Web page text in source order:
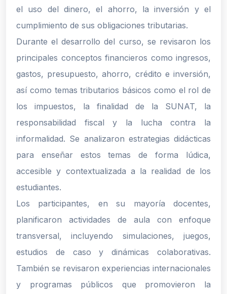
el uso del dinero, el ahorro, la inversión y el
cumplimiento de sus obligaciones tributarias.
Durante el desarrollo del curso, se revisaron los
principales conceptos financieros como ingresos,
gastos, presupuesto, ahorro, crédito e inversión,
así como temas tributarios básicos como el rol de
los impuestos, la finalidad de la SUNAT, la
responsabilidad fiscal y la lucha contra la
informalidad. Se analizaron estrategias didácticas
para enseñar estos temas de forma lúdica,
accesible y contextualizada a la realidad de los
estudiantes.
Los participantes, en su mayoría docentes,
planificaron actividades de aula con enfoque
transversal, incluyendo simulaciones, juegos,
estudios de caso y dinámicas colaborativas.
También se revisaron experiencias internacionales
y programas públicos que promovieron la